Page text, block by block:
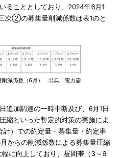
ることとしており、2024年6月1
次②の募集量削減係数は表1のと
減係数（6月） 出典：電力需
追加調達の⼀時中断及び、6月1日
縮といった暫定的対策の実施によ
計）での約定量・募集量・約定率
からの削減係数による募集量圧縮
に向上しており、昼間帯（3～6